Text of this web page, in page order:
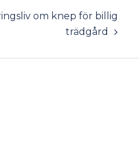
om knep för billig
trädgård